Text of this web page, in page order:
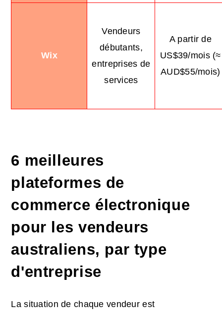
Wix
Vendeurs
débutants,
entreprises de
services
A partir de
US$39/mois (≈
AUD$55/mois)
6 meilleures
plateformes de
commerce électronique
pour les vendeurs
australiens, par type
d'entreprise
La situation de chaque vendeur est